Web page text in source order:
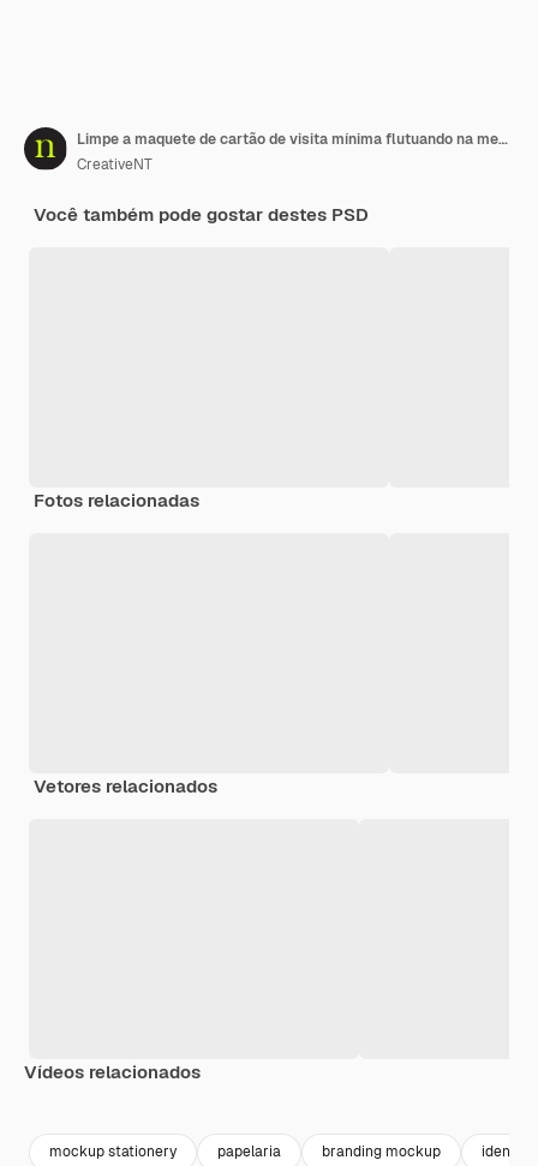
Limpe a maquete de cartão de visita mínima flutuando na mesa lateral com fundo de folhas. Arquivo PSD.
CreativeNT
Você também pode gostar destes PSD
Fotos relacionadas
Vetores relacionados
Vídeos relacionados
mockup stationery papelaria branding mockup identity